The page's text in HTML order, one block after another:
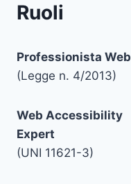
Ruoli
Professionista Web
(Legge n. 4/2013)
Web Accessibility
Expert
(UNI 11621-3)